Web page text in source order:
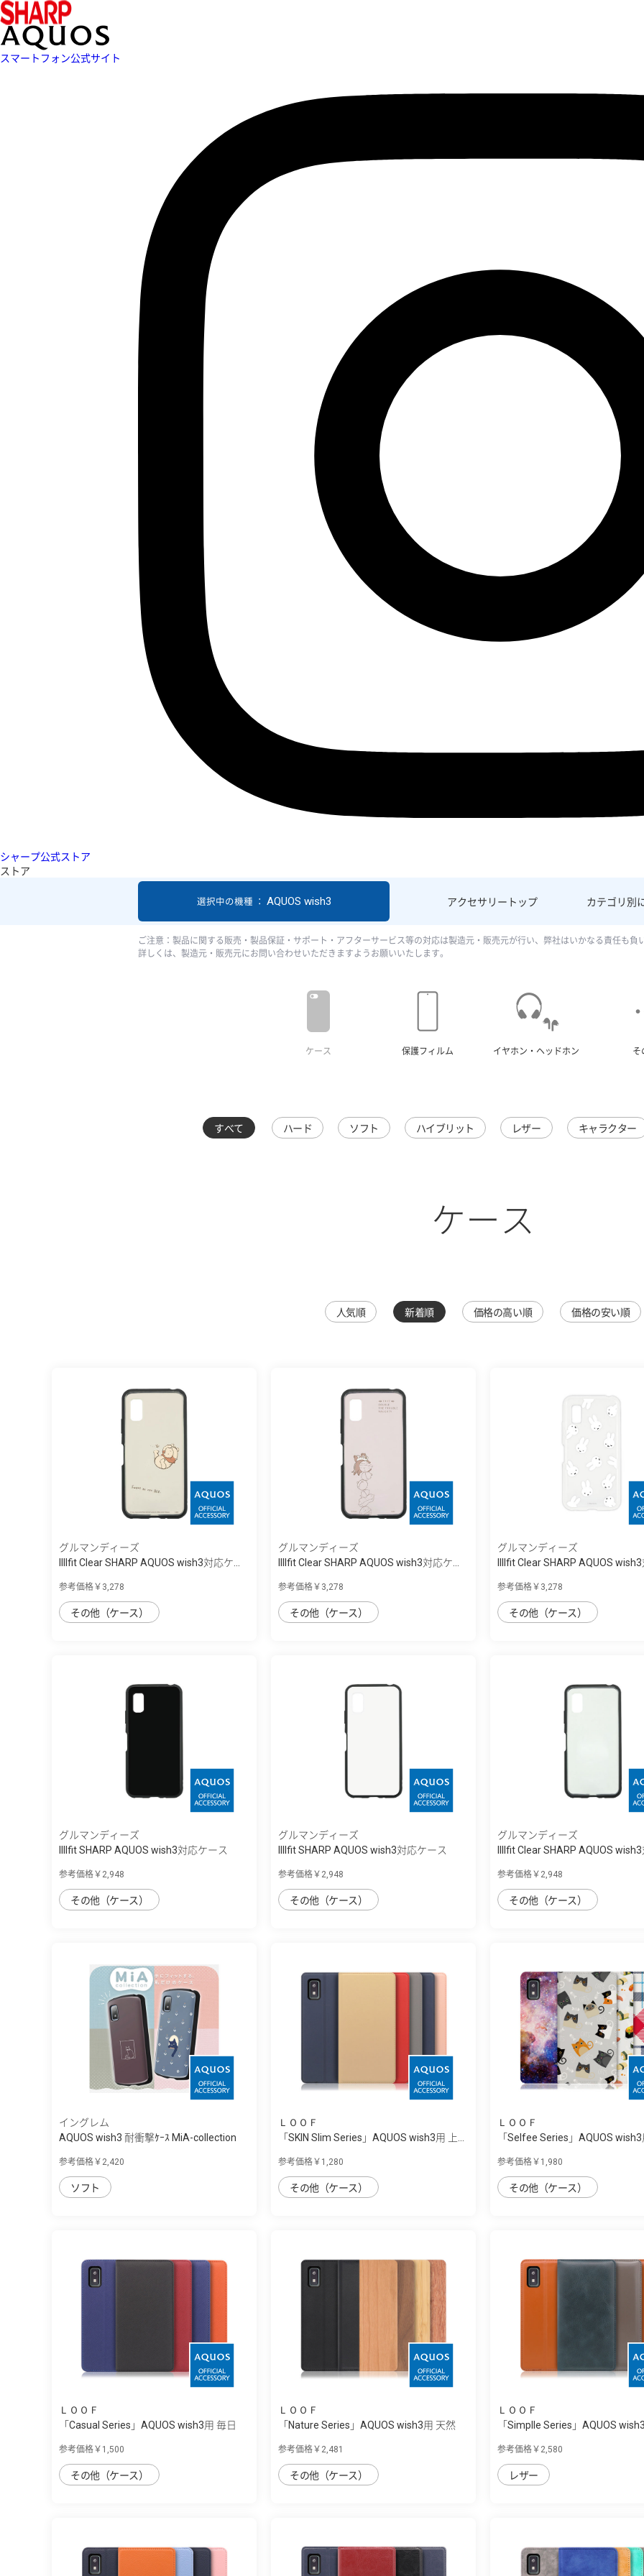
スマートフォン公式サイト
シャープ公式ストア
ストア
アクセサリー トップ カテゴリ別
選択中の機種 ： AQUOS wish3
ご注意：製品に関する販売・製品保証・サポート・アフターサービス等の対応は製造元・販売元が行い、弊社はいかなる責任も負
詳しくは、製造元・販売元にお問い合わせいただきますようお願いいたします。
ケース 保護フィルム イヤホン・ヘッドホン そ
すべて ハード ソフト ハイブリット レザー キャラクター
ケース
人気順 新着順 価格の高い順 価格の安い順
グルマンディーズ
IIIIfit Clear SHARP AQUOS wish3対応ケ...
参考価格￥3,278
その他（ケース）
グルマンディーズ
IIIIfit Clear SHARP AQUOS wish3対応ケ...
参考価格￥3,278
その他（ケース）
グルマンディーズ
IIIIfit Clear SHARP AQUOS wish3
参考価格￥3,278
その他（ケース）
グルマンディーズ
IIIIfit SHARP AQUOS wish3対応ケース
参考価格￥2,948
その他（ケース）
グルマンディーズ
IIIIfit SHARP AQUOS wish3対応ケース
参考価格￥2,948
その他（ケース）
グルマンディーズ
IIIIfit Clear SHARP AQUOS wish3
参考価格￥2,948
その他（ケース）
イングレム
AQUOS wish3 耐衝撃ｹｰｽ MiA-collection
参考価格￥2,420
ソフト
ＬＯＯＦ
「SKIN Slim Series」AQUOS wish3用 上...
参考価格￥1,280
その他（ケース）
ＬＯＯＦ
「Selfee Series」AQUOS
参考価格￥1,980
その他（ケース）
ＬＯＯＦ
「Casual Series」AQUOS wish3用 毎日
参考価格￥1,500
その他（ケース）
ＬＯＯＦ
「Nature Series」AQUOS wish3用 天然
参考価格￥2,481
その他（ケース）
ＬＯＯＦ
「Simplle Series」AQUOS wish3
参考価格￥2,580
レザー